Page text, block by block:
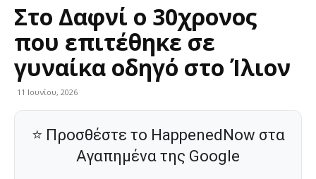
Στο Δαφνί ο 30χρονος
που επιτέθηκε σε
γυναίκα οδηγό στο Ίλιον
11 Ιουνίου, 2026
⭐ Προσθέστε το HappenedNow στα
Αγαπημένα της Google